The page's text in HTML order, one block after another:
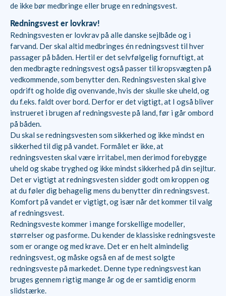
de ikke bør medbringe eller bruge en redningsvest.
Redningsvest er lovkrav!
Redningsvesten er lovkrav på alle danske sejlbåde og i
farvand. Der skal altid medbringes én redningsvest til hver
passager på båden. Hertil er det selvfølgelig fornuftigt, at
den medbragte redningsvest også passer til kropsvægten på
vedkommende, som benytter den. Redningsvesten skal give
opdrift og holde dig ovenvande, hvis der skulle ske uheld, og
du f.eks. faldt over bord. Derfor er det vigtigt, at I også bliver
instrueret i brugen af redningsveste på land, før i går ombord
på båden.
Du skal se redningsvesten som sikkerhed og ikke mindst en
sikkerhed til dig på vandet. Formålet er ikke, at
redningsvesten skal være irritabel, men derimod forebygge
uheld og skabe tryghed og ikke mindst sikkerhed på din sejltur.
Det er vigtigt at redningsvesten sidder godt om kroppen og
at du føler dig behagelig mens du benytter din redningsvest.
Komfort på vandet er vigtigt, og især når det kommer til valg
af redningsvest.
Redningsveste kommer i mange forskellige modeller,
størrelser og pasforme. Du kender de klassiske redningsveste
som er orange og med krave. Det er en helt almindelig
redningsvest, og måske også en af de mest solgte
redningsveste på markedet. Denne type redningsvest kan
bruges gennem rigtig mange år og de er samtidig enorm
slidstærke.